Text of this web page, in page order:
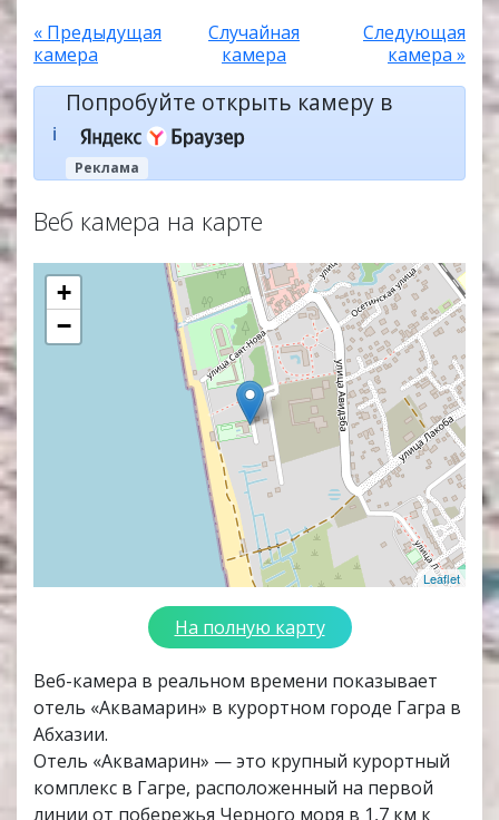
« Предыдущая
камера
Случайная
камера
Следующая
камера »
ℹ️
Попробуйте открыть камеру в
Реклама
Веб камера на карте
+
−
Leaflet
На полную карту
Веб-камера в реальном времени показывает
отель «Аквамарин» в курортном городе Гагра в
Абхазии.
Отель «Аквамарин» — это крупный курортный
комплекс в Гагре, расположенный на первой
линии от побережья Черного моря в 1,7 км к